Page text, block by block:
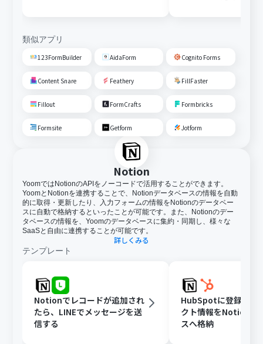
類似アプリ
123FormBuilder AidaForm Cognito Forms
Content Snare Feathery FillFaster
Fillout FormCrafts Formbricks
Formsite Getform Jotform
Notion
YoomではNotionのAPIをノーコードで活用することができます。
YoomとNotionを連携することで、Notionデータベースの情報を自動
的に取得・更新したり、入力フォームの情報をNotionのデータベー
スに自動で格納するといったことが可能です。また、Notionのデー
タベースの情報を、Yoomのデータベースに集約・同期し、様々な
SaaSと自由に連携することが可能です。
詳しくみる
テンプレート
Notionでレコードが追加され
たら、LINEでメッセージを送
信する
HubSpotに登録され
クト情報をNotionデ
スへ格納